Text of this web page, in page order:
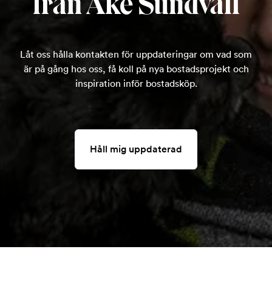
Låt oss hålla kontakten för uppdateringar om vad som
är på gång hos oss, få koll på nya bostadsprojekt och
inspiration inför bostadsköp.
Håll mig uppdaterad